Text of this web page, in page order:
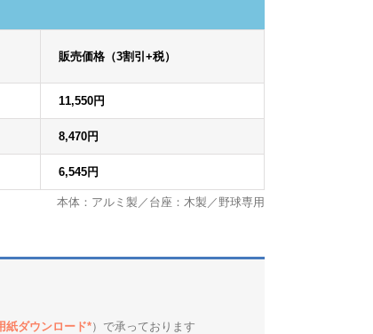
販売価格（3割引+税）
11,550円
8,470円
6,545円
本体：アルミ製／台座：木製／野球専用
紙ダウンロード*）で承っております